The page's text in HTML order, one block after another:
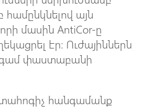
համընկնելով այն
մասին AntiCor-ը
էր։ Ուժայիններն
փաստաբանի
հանգամանք